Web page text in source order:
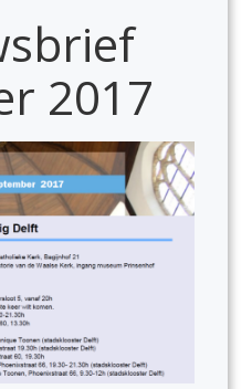
2017